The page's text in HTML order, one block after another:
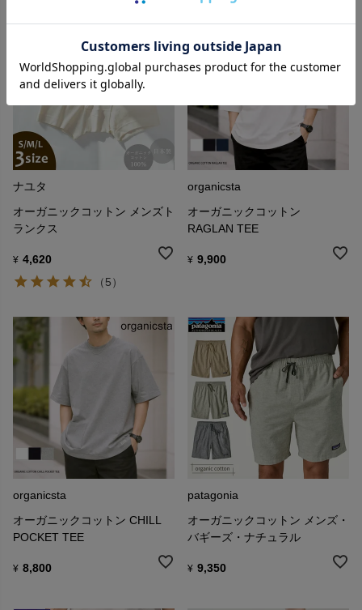
ナユタ
オーガニックコットン メンズト
ランクス
¥ 4,620
（5）
organicsta
オーガニックコットン
RAGLAN TEE
¥ 9,900
organicsta
オーガニックコットン CHILL
POCKET TEE
¥ 8,800
patagonia
オーガニックコットン メンズ・
バギーズ・ナチュラル
¥ 9,350